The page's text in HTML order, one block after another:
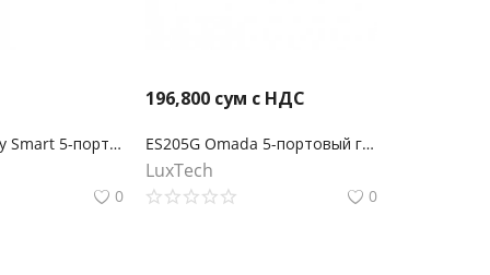
TL-SG105E Easy Smart 5-портовый гигабитный коммутатор
0
196,800 сум с НДС
ES205G Omada 5-портовый гигабитный Easy Managed коммутатор
LuxTech
0